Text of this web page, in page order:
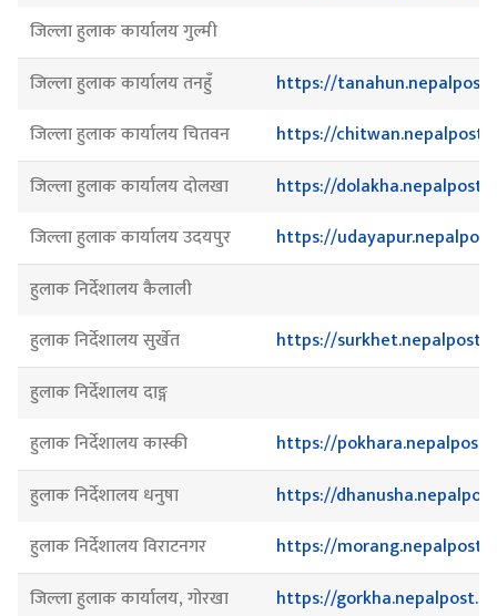
जिल्ला हुलाक कार्यालय गुल्मी
जिल्ला हुलाक कार्यालय तनहुँ
https://
जिल्ला हुलाक कार्यालय चितवन
https://
जिल्ला हुलाक कार्यालय दोलखा
https://
जिल्ला हुलाक कार्यालय उदयपुर
https://
हुलाक निर्देशालय कैलाली
हुलाक निर्देशालय सुर्खेत
https://
हुलाक निर्देशालय दाङ्ग
हुलाक निर्देशालय कास्की
https://
हुलाक निर्देशालय धनुषा
https://
हुलाक निर्देशालय विराटनगर
https://
जिल्ला हुलाक कार्यालय, गोरखा
https://